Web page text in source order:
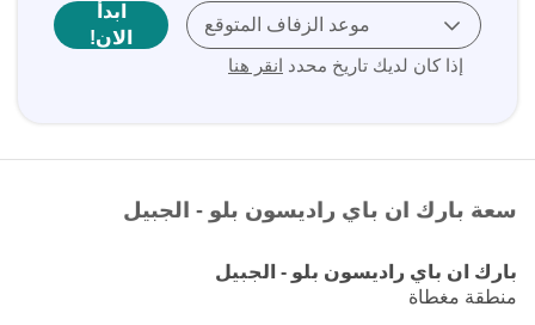
موعد الزفاف المتوقع
إذا كان لديك تاريخ محدد انقر هنا
ابدأ
الان!
سعة بارك ان باي راديسون بلو - الجبيل
بارك ان باي راديسون بلو - الجبيل
منطقة مغطاة